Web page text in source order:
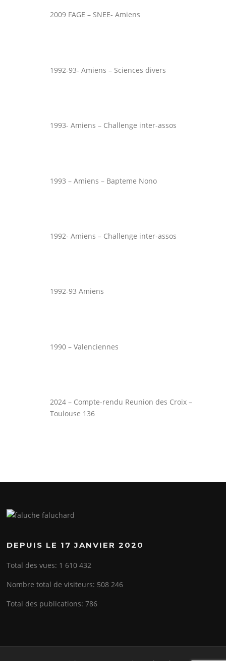
2009 FAGE – SNEE- Amiens
1992-93- Amiens – Sciences divers
1993- Amiens – Challenge inter-assos
1993 – Amiens – Bapteme Nono
1992- Amiens – Challenge inter-assos
1992-93 Amiens
1990 – Valenciennes
2024 – Compte-rendu Reunion des Croix –
Toulouse 136
DEPUIS LE 17 JANVIER 2020
Total des vues: 1 610 432
Nombre total de visiteurs: 508 246
Total des publications:786